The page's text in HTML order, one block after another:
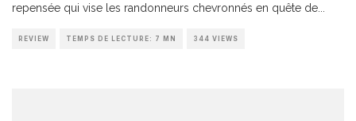
repensée qui vise les randonneurs chevronnés en quête de
REVIEW TEMPS DE LECTURE: 7 MN 344 VIEWS